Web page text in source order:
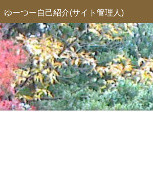
ゆーつー自己紹介(サイト管理人)